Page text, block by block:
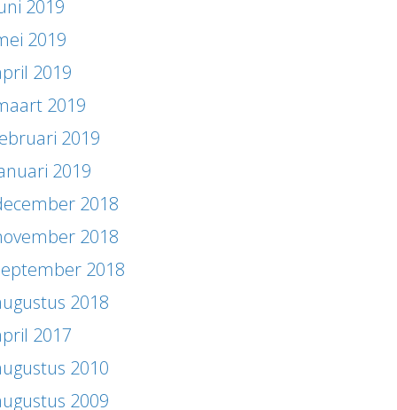
2019
2019
2019
2019
2019
2019
2018
2018
2018
2018
2017
2010
2009